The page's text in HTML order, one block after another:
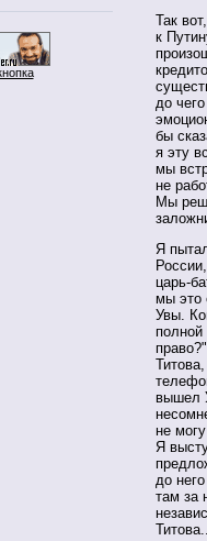
Так
к
до
бы
я эту
мы
не
Мы
Я
царь-
мы это
Увы.
вышел
не
Я
до
там за